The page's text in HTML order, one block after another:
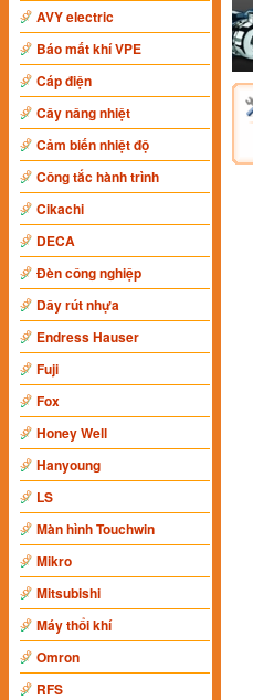
AVY electric
Báo mất khí VPE
Cáp điện
Cây nâng nhiệt
Cảm biến nhiệt độ
Công tắc hành trình
Cikachi
DECA
Đèn công nghiệp
Dây rút nhựa
Endress Hauser
Fuji
Fox
Honey Well
Hanyoung
LS
Màn hình Touchwin
Mikro
Mitsubishi
Máy thổi khí
Omron
RFS